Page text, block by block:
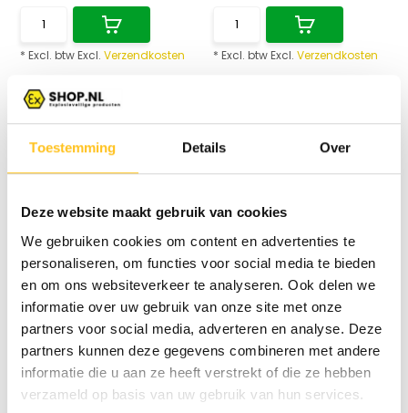
Toestemming Details Over
Deze website maakt gebruik van cookies
We gebruiken cookies om content en advertenties te
personaliseren, om functies voor social media te bieden
en om ons websiteverkeer te analyseren. Ook delen we
informatie over uw gebruik van onze site met onze
partners voor social media, adverteren en analyse. Deze
partners kunnen deze gegevens combineren met andere
informatie die u aan ze heeft verstrekt of die ze hebben
verzameld op basis van uw gebruik van hun services.
* Excl. btw Excl.Verzendkosten * Excl. btw Excl. Verzendkosten
Garantie upgrade
kritische apparatuur in industriële omgevingen. Of het nu gaat
met een verlengde garantie ben je verzekerd van extra
zekerheid, minder risico en snellere service.
De standaardgarantie is vaak beperkt in duur of dekking. Met
een upgrade verleng je niet alleen de looptijd, maar profiteer
je ook van voordelen zoals prioritaire afhandeling,
vervangende units en uitgebreide support.
Voor zones 1/21 of 2/22 is betrouwbaarheid cruciaal. Een
defect kan daar niet alleen kostbaar zijn, maar ook risicovol.